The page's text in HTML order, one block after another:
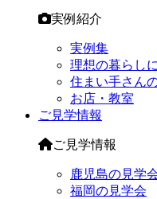
実例紹介
実例集
理想の暮らし
住まい手さん
お店・教室
ご見学情報
ご見学情報
鹿児島の見学
福岡の見学会